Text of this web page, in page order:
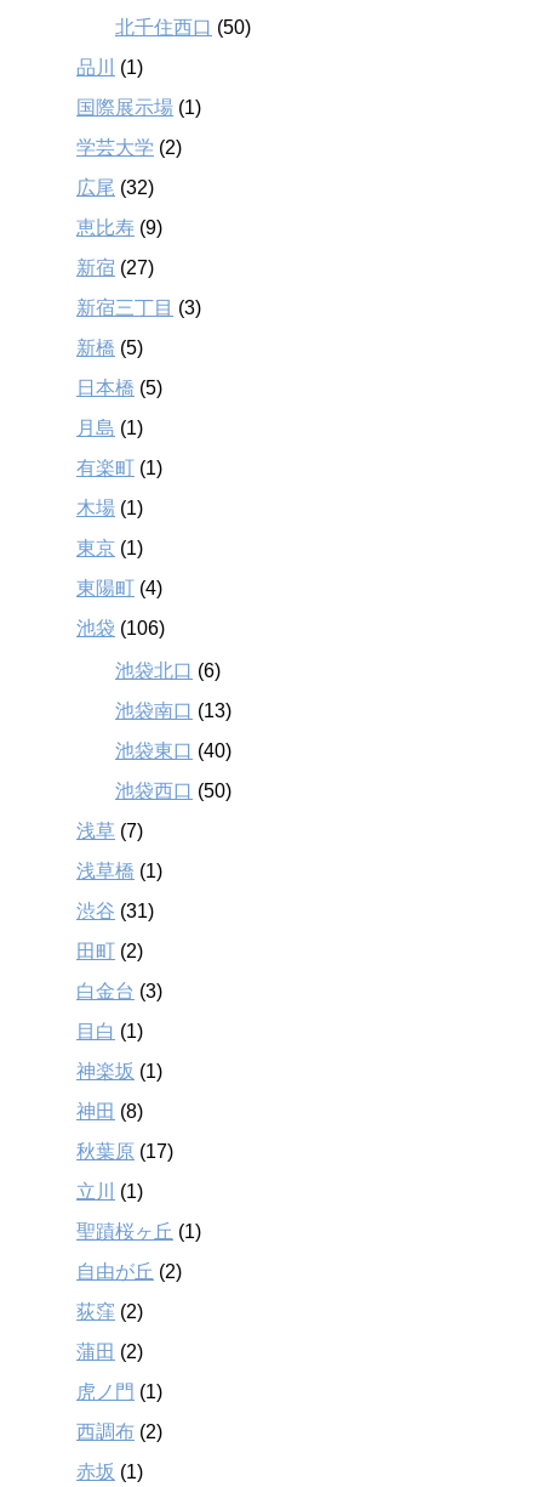
北千住西口 (50)
品川
(1)
国際展示場 (1)
学芸大学 (2)
広尾 (32)
恵比寿 (9)
新宿 (27)
新宿三丁目 (3)
新橋 (5)
日本橋 (5)
月島 (1)
有楽町 (1)
木場 (1)
東京 (1)
東陽町 (4)
池袋 (106)
池袋北口 (6)
池袋南口 (13)
池袋東口 (40)
池袋西口 (50)
浅草 (7)
浅草橋 (1)
渋谷 (31)
田町 (2)
白金台 (3)
目白 (1)
神楽坂 (1)
神田 (8)
秋葉原 (17)
立川
(1)
聖蹟桜ヶ丘 (1)
自由が丘 (2)
荻窪 (2)
蒲田 (2)
虎ノ門 (1)
西調布 (2)
赤坂 (1)